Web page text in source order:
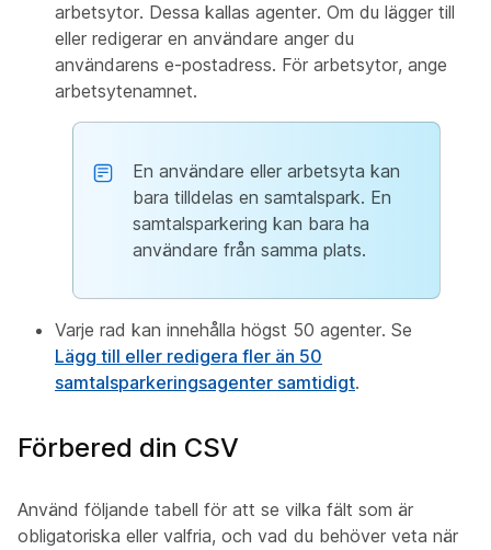
arbetsytor. Dessa kallas agenter. Om du lägger till
eller redigerar en användare anger du
användarens e-postadress. För arbetsytor, ange
arbetsytenamnet.
En användare eller arbetsyta kan
bara tilldelas en samtalspark. En
samtalsparkering kan bara ha
användare från samma plats.
Varje rad kan innehålla högst 50 agenter. Se
Lägg till eller redigera fler än 50
samtalsparkeringsagenter samtidigt.
Förbered din CSV
Använd följande tabell för att se vilka fält som är
obligatoriska eller valfria, och vad du behöver veta när